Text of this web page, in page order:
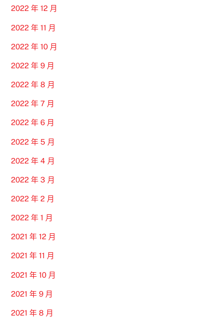
2022 年 12 月
2022 年 11 月
2022 年 10 月
2022 年 9 月
2022 年 8 月
2022 年 7 月
2022 年 6 月
2022 年 5 月
2022 年 4 月
2022 年 3 月
2022 年 2 月
2022 年 1 月
2021 年 12 月
2021 年 11 月
2021 年 10 月
2021 年 9 月
2021 年 8 月